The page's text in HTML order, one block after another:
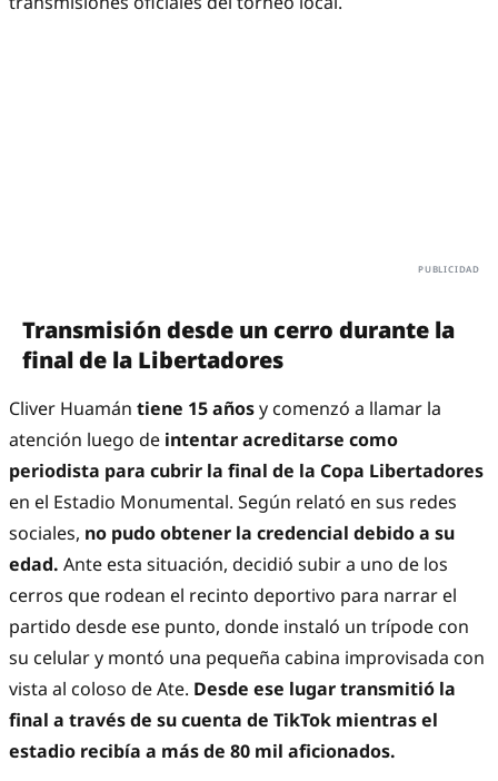
Transmisión desde un cerro durante la
final de la Libertadores
Cliver Huamán tiene 15 añosy comenzó a llamar la
atención luego de intentar acreditarse como
periodista para cubrir la final de la Copa Libertadores
en el Estadio Monumental. Según relató en sus redes
sociales, no pudo obtener la credencial debido a su
edad. Ante esta situación, decidió subir a uno de los
cerros que rodean el recinto deportivo para narrar el
partido desde ese punto, donde instaló un trípode con
su celular y montó una pequeña cabina improvisada con
vista al coloso de Ate. Desde ese lugar transmitió la
final a través de su cuenta de TikTok mientras el
estadio recibía a más de 80 mil aficionados.